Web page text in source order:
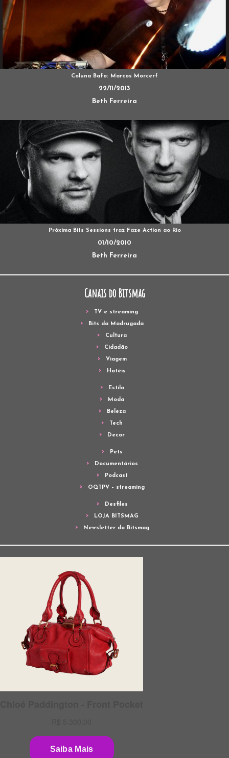
Coluna Bafo: Marcos Morcerf
22/11/2013
Beth Ferreira
Próxima Bits Sessions traz Faze Action ao Rio
01/10/2010
Beth Ferreira
Canais do Bitsmag
TV e streaming
Bits da Madrugada
Cultura
Cidadão
Viagem
Hotéis
Estilo
Moda
Beleza
Tech
Decor
Pets
Documentários
Podcast
OQTPV – streaming
Desfiles
LOJA BITSMAG
Newsletter do Bitsmag